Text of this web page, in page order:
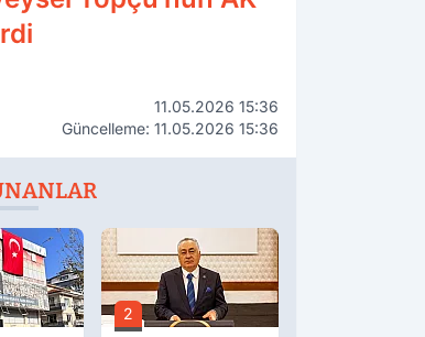
11.05.2026 15:36
Güncelleme: 11.05.2026 15:36
2